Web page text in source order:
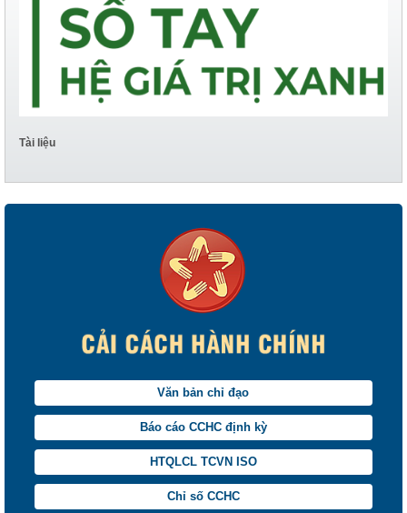
Tài liệu
Văn bản chỉ đạo
Báo cáo CCHC định kỳ
HTQLCL TCVN ISO
Chỉ số CCHC